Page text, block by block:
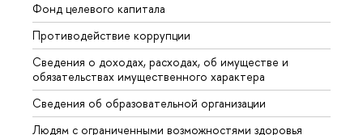
Фонд целевого капитала
Противодействие коррупции
Сведения о доходах, расходах, об имуществе и
обязательствах имущественного характера
Сведения об образовательной организации
Людям с ограниченными возможностями здоровья